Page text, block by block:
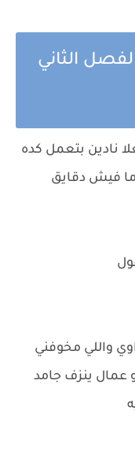
الثاني
نادين بتعمل كده
ما فيش دقايق
واللي مخوفني
ينزف جامد